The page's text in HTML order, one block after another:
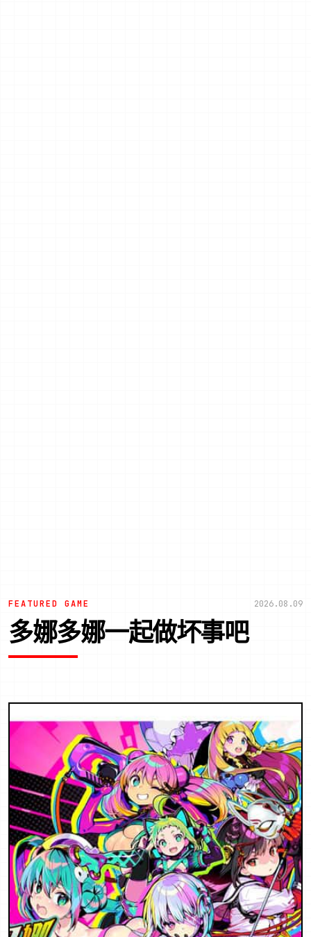
FEATURED GAME 2026.08.09
多娜多娜一起做坏事吧